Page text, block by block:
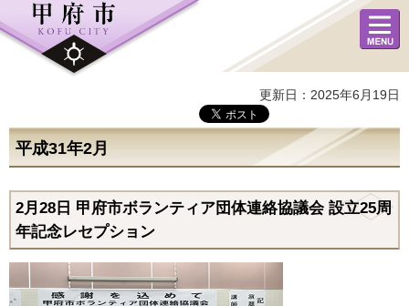
メニュ
ー
更新日：2025年6月19日
平成31年2月
2月28 日 甲府市ボランティア団体連絡協議会 設立25周
年記念レセプション